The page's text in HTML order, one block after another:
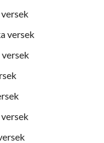
versek